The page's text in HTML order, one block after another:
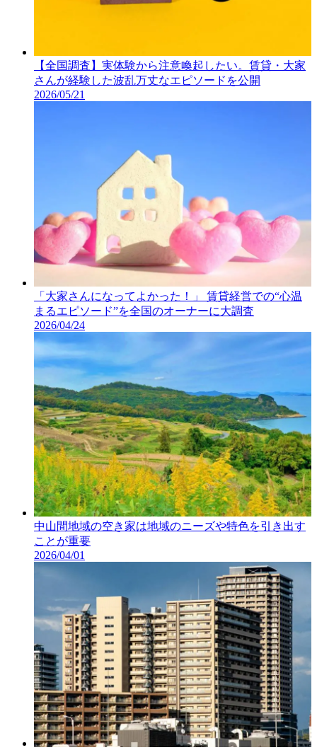
【全国調査】実体験から注意喚起したい。賃貸・大家
さんが経験した波乱万丈なエピソードを公開
2026/05/21
「大家さんになってよかった！」 賃貸経営での“心温
まるエピソード”を全国のオーナーに大調査
2026/04/24
中山間地域の空き家は地域のニーズや特色を引き出す
ことが重要
2026/04/01